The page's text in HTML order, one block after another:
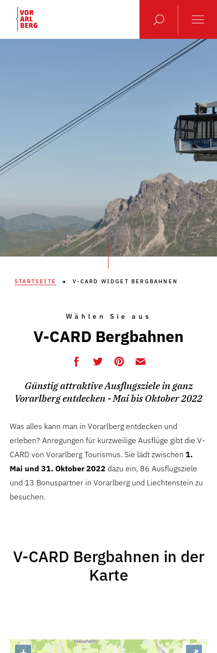
STARTSEITE V-CARD WIDGET BERGBAHNEN
Wählen Sie aus
V-CARD Bergbahnen
Günstig attraktive Ausflugsziele in ganz
Vorarlberg entdecken - Mai bis Oktober 2022
Was alles kann man in Vorarlberg entdecken und
erleben? Anregungen für kurzweilige Ausflüge gibt die V-
CARD von Vorarlberg Tourismus. Sie lädt zwischen 1.
Mai und 31. Oktober 2022 dazu ein, 86 Ausflugsziele
und 13 Bonuspartner in Vorarlberg und Liechtenstein zu
besuchen.
V-CARD Bergbahnen in der
Karte